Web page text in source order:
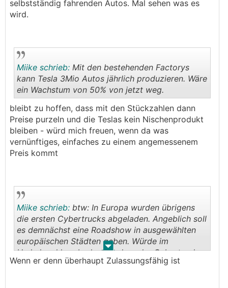
selbstständig fahrenden Autos. Mal sehen was es
wird.
..
Miike schrieb: Mit den bestehenden Factorys
kann Tesla 3Mio Autos jährlich produzieren. Wäre
ein Wachstum von 50% von jetzt weg.
bleibt zu hoffen, dass mit den Stückzahlen dann
Preise purzeln und die Teslas kein Nischenprodukt
bleiben - würd mich freuen, wenn da was
vernünftiges, einfaches zu einem angemessenem
Preis kommt
. .
Miike schrieb: btw: In Europa wurden übrigens
die ersten Cybertrucks abgeladen. Angeblich soll
es demnächst eine Roadshow in ausgewählten
europäischen Städten geben. Würde im
Umkehrschluss bedeuten, dass der Cybertruck
auf europäischen Straßen landen wird.
Wenn er denn überhaupt Zulassungsfähig ist